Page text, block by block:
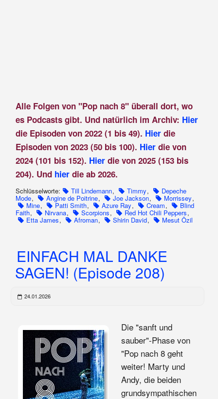
Alle Folgen von "Pop nach 8" überall dort, wo
es Podcasts gibt. Und natürlich im Archiv: Hier
die Episoden von 2022 (1 bis 49). Hierdie
Episoden von 2023 (50 bis 100). Hier die von
2024 (101 bis 152). Hier die von 2025 (153 bis
204). Und hier die ab 2026.
Schlüsselworte: Till Lindemann, Timmy, Depeche
Mode, Angine de Poitrine, Joe Jackson, Morrissey,
Mine, Patti Smith, Azure Ray, Cream, Blind
Faith, Nirvana, Scorpions, Red Hot Chili Peppers,
Etta James, Afroman, Shirin David, Mesut Özil
EINFACH MAL DANKE
SAGEN! (Episode 208)
24.01.2026
Die "sanft und
sauber"-Phase von
"Pop nach 8 geht
weiter! Marty und
Andy, die beiden
grundsympathischen